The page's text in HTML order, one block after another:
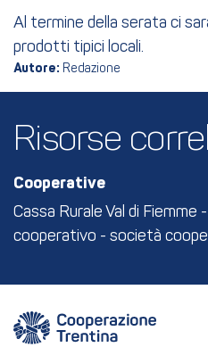
Al termine della serata ci
prodotti tipici locali.
Autore: Redazione
Risorse
Cooperative
Cassa Rurale Val di Fiemme
cooperativo - società